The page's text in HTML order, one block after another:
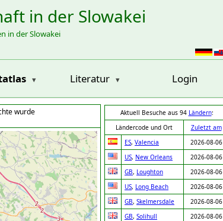
in der Slowakei
in der Slowakei
Literatur Login
wurde Aktuell Besuche aus 94 Ländern:
Ländercode und Ort
Zuletzt am
ES, Valencia
2026-08-06
US, New Orleans
2026-08-06
GB, Loughton
2026-08-06
US, Long Beach
2026-08-06
GB, Skelmersdale
2026-08-06
GB, Solihull
2026-08-06